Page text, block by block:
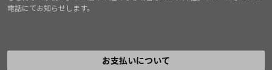
電話にてお知らせします。
お支払いについて